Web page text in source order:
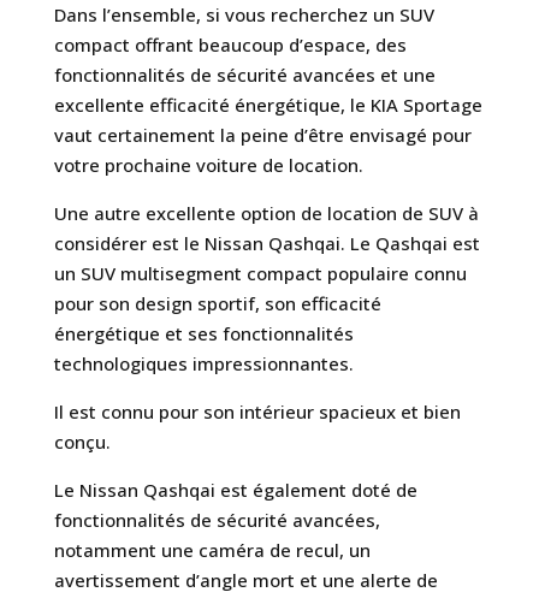
Dans l’ensemble, si vous recherchez un SUV
compact offrant beaucoup d’espace, des
fonctionnalités de sécurité avancées et une
excellente efficacité énergétique, le KIA Sportage
vaut certainement la peine d’être envisagé pour
votre prochaine voiture de location.
Une autre excellente option de location de SUV à
considérer est le Nissan Qashqai. Le Qashqai est
un SUV multisegment compact populaire connu
pour son design sportif, son efficacité
énergétique et ses fonctionnalités
technologiques impressionnantes.
Il est connu pour son intérieur spacieux et bien
conçu.
Le Nissan Qashqai est également doté de
fonctionnalités de sécurité avancées,
notamment une caméra de recul, un
avertissement d’angle mort et une alerte de